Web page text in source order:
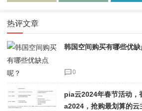
热评文章
韩国空间购买有哪些优缺
0
pia云2024年春节活动
a2024，抢购最划算的云